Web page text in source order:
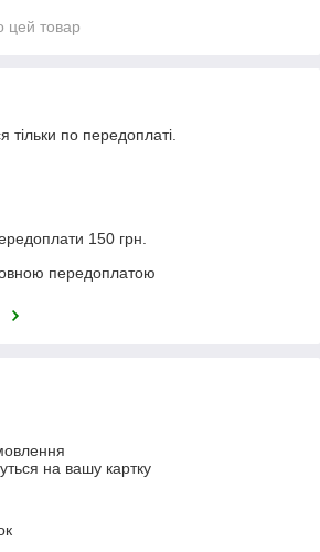
цей товар
тільки по передоплаті.
150 грн.
передоплатою
на вашу картку